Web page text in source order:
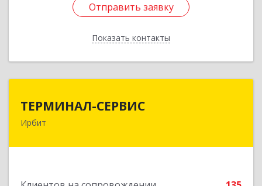
Отправить заявку
Показать контакты
Отправить заявку
Назад
ТЕРМИНАЛ-СЕРВИС
Ирбит